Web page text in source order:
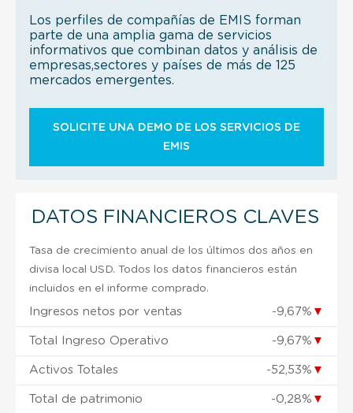
Los perfiles de compañías de EMIS forman
parte de una amplia gama de servicios
informativos que combinan datos y análisis de
empresas,sectores y países de más de 125
mercados emergentes.
SOLICITE UNA DEMO DE LOS SERVICIOS DE
EMIS
DATOS FINANCIEROS CLAVES
Tasa de crecimiento anual de los últimos dos años en
divisa local USD. Todos los datos financieros están
incluidos en el informe comprado.
Ingresos netos por ventas -9,67% ▼
Total Ingreso Operativo -9,67% ▼
Activos Totales -52,53% ▼
Total de patrimonio -0,28% ▼